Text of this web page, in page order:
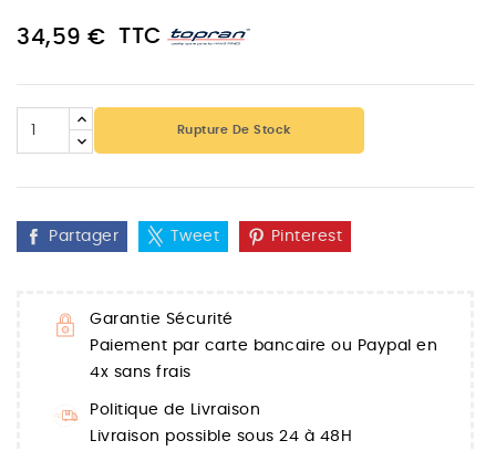
34,59 € TTC
Rupture De Stock
Partager Tweet Pinterest
Garantie Sécurité
Paiement par carte bancaire ou Paypal en
4x sans frais
Politique de Livraison
Livraison possible sous 24 à 48H